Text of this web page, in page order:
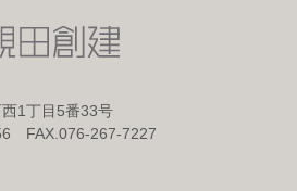
1丁目5番33号
FAX.076-267-7227